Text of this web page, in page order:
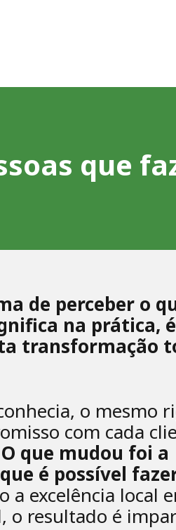
que
de perceber o
na prática,
transformação
o mesmo
com cada
O que mudou foi a
é possível
a excelência local
o resultado é